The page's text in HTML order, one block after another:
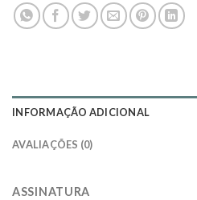
INFORMAÇÃO ADICIONAL
AVALIAÇÕES (0)
ASSINATURA